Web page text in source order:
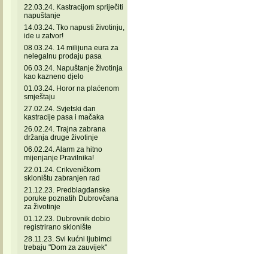
22.03.24. Kastracijom spriječiti
napuštanje
14.03.24. Tko napusti životinju,
ide u zatvor!
08.03.24. 14 milijuna eura za
nelegalnu prodaju pasa
06.03.24. Napuštanje životinja
kao kazneno djelo
01.03.24. Horor na plaćenom
smještaju
27.02.24. Svjetski dan
kastracije pasa i mačaka
26.02.24. Trajna zabrana
držanja druge životinje
06.02.24. Alarm za hitno
mijenjanje Pravilnika!
22.01.24. Crikveničkom
skloništu zabranjen rad
21.12.23. Predblagdanske
poruke poznatih Dubrovčana
za životinje
01.12.23. Dubrovnik dobio
registrirano sklonište
28.11.23. Svi kućni ljubimci
trebaju "Dom za zauvijek"